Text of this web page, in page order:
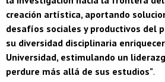
creación artística, aportando
desafíos sociales y productivos del
su diversidad disciplinaria
Universidad, estimulando un
perdure más allá de sus estudios".